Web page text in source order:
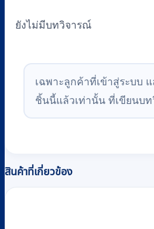
ยังไม่มีบทวิจารณ์
เฉพาะลูกค้าที่เข้าสู่ระบบ
ชิ้นนี้แล้วเท่านั้น ที่เขียนบ
สินค้าที่เกี่ยวข้อง